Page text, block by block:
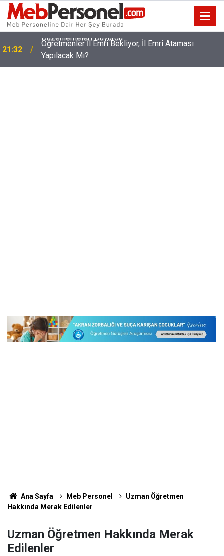
21:32
Öğretmenler İl Emri Bekliyor, İl Emri Ataması
Yapılacak Mı?
Ana Sayfa Meb Personel
Uzman Öğretmen
Hakkında Merak Edilenler
Uzman Öğretmen Hakkında Merak
Edilenler